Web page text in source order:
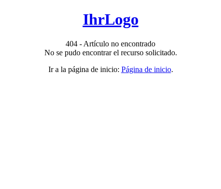
IhrLogo
404 - Artículo no encontrado
No se pudo encontrar el recurso solicitado.
Ir a la página de inicio: Página de inicio.